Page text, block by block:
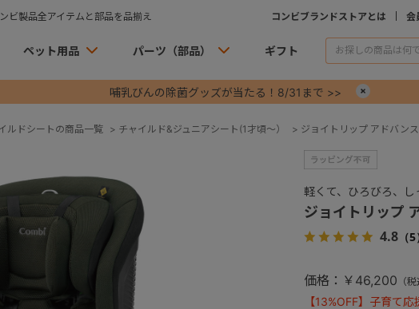
ビ製品全アイテムと部品を品揃え コンビブランドストアとは 会
ペット用品 パーツ（部品） ギフト
哺乳びんの除菌グッズが当たる！8/31まで >>
ルドシートの商品一覧 > チャイルド&ジュニアシート(1才頃～） > ジョイトリップ アドバン
軽くて、ひろびろ、
ジョイトリップ
4.8 （
【13%OFF】子育て応
価格：￥46,200 （